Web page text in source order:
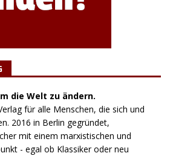
die Welt zu ändern.
für alle Menschen, die sich und
2016 in Berlin gegründet,
mit einem marxistischen und
- egal ob Klassiker oder neu